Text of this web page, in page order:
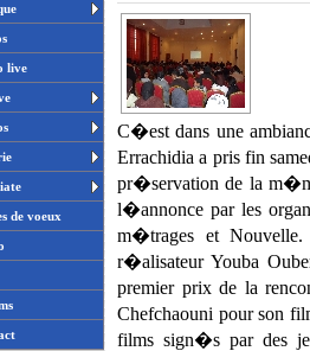
live
de voeux
C�est dans une
Errachidia a pris fin
pr�servation de la
l�annonce par les
m�trages et
r�alisateur Youba
premier prix de la
Chefchaouni pour son
films sign�s par des